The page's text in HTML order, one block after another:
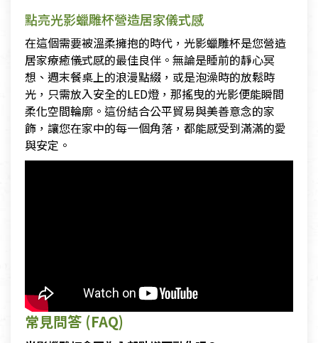
點亮光影蠟雕杯營造居家儀式感
在這個需要被溫柔擁抱的時代，光影蠟雕杯是您營造
居家療癒儀式感的最佳良伴。無論是睡前的靜心冥
想、週末餐桌上的浪漫點綴，或是泡澡時的放鬆時
光，只需放入安全的LED燈，那搖曳的光影便能瞬間
柔化空間輪廓。這份結合公平貿易與美善意念的家
飾，讓您在家中的每一個角落，都能感受到滿滿的愛
與安定。
常見問答 (FAQ)